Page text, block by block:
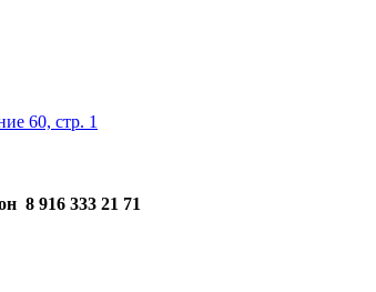
60, стр. 1
8 916 333 21 71